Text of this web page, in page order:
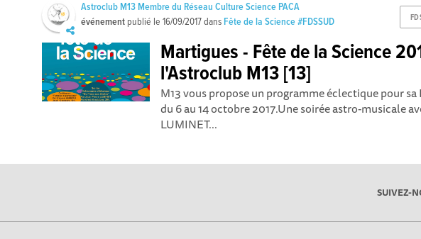
Astroclub M13 Membre du Réseau Culture Science PACA
événement publié le16/09/2017dans Fête de la Science #FDSSUD
Martigues - Fête de la Science
l'Astroclub M13 [13]
M13 vous propose un programme éclectique pour sa
du 6 au 14 octobre 2017.Une soirée astro-musicale
LUMINET...
SUIVEZ-